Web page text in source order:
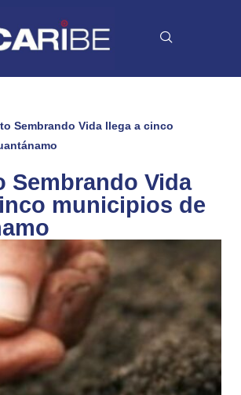
Sembrando Vida llega a cinco
Sembrando Vida
municipios de